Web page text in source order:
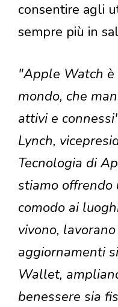
consentire agli
sempre più in
"Apple Watch è
mondo, che
attivi e
Lynch,
Tecnologia di
stiamo offrendo
comodo ai
vivono,
aggiornamenti
Wallet,
benessere sia